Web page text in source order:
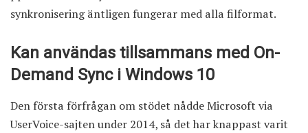
synkronisering äntligen fungerar med alla filformat.
Kan användas tillsammans med On-
Demand Sync i Windows 10
Den första förfrågan om stödet nådde Microsoft via
UserVoice-sajten under 2014, så det har knappast varit